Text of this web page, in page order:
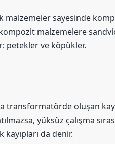
sayesinde
malzemelere
petekler ve köpükler.
transformatörde oluşan
yüksüz çalışma
da denir.